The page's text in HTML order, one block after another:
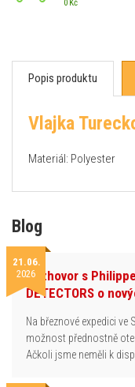
0 Kč
Popis produktu
Vlajka
Materiál: Polyester
Blog
21.06.
2026Rozhovor s
DETECTORS o
Na březnové expedici
možnost přednostně
Ačkoli jsme neměli k